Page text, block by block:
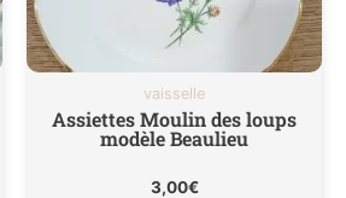
vaisselle
Assiettes Moulin des loups
modèle Beaulieu
3,00€